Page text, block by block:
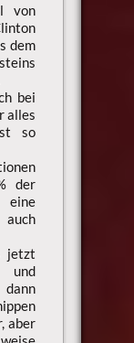
von
dem
bei
alles
so
der
eine
jetzt
und
aber